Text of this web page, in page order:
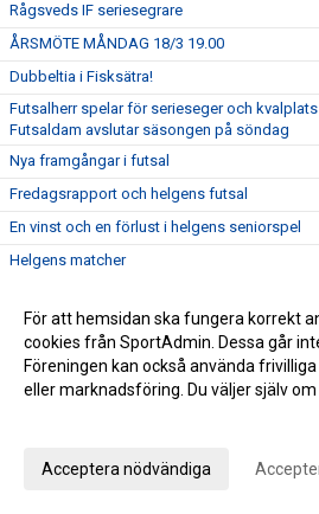
Rågsveds IF seriesegrare
ÅRSMÖTE MÅNDAG 18/3 19.00
Dubbeltia i Fisksätra!
Futsalherr spelar för serieseger och
Futsaldam avslutar säsongen på söndag
Nya framgångar i futsal
Fredagsrapport och helgens futsal
En vinst och en förlust i helgens seniorspel
Helgens matcher
Helgens dubbel i futsal!
Helgens matcher
Läsning om vår rörelseprofil samt info om
2019 smyger igång
För att hemsidan ska fungera korrekt
cookies från SportAdmin. Dessa går
Föreningen kan också använda
eller marknadsföring. Du väljer själv om
Acceptera nödvändiga